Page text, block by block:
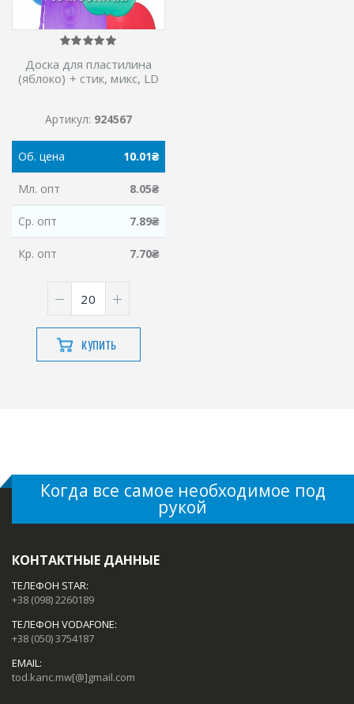
Доска для пластилина
(яблоко) + стик, микс, LD
Артикул: 924567
Об. цена 10.01₴
Мл. опт 8.05₴
Ср. опт 7.89₴
Кр. опт 7.70₴
КУПИТЬ
Когда все самое необходимое под
рукой
КОНТАКТНЫЕ ДАННЫЕ
ТЕЛЕФОН STAR:
+38 (098) 2260189
ТЕЛЕФОН VODAFONE:
+38 (050) 3754187
EMAIL:
tod.kanc.mw[@]gmail.com